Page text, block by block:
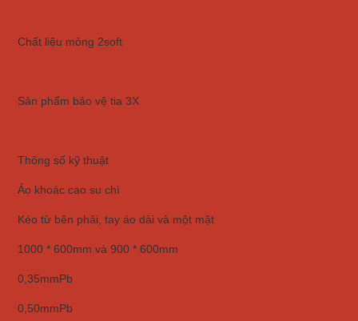
Chất liệu mỏng 2soft
Sản phẩm bảo vệ tia 3X
Thông số kỹ thuật
Áo khoác cao su chì
Kéo từ bên phải, tay áo dài và một mặt
1000 * 600mm và 900 * 600mm
0,35mmPb
0,50mmPb